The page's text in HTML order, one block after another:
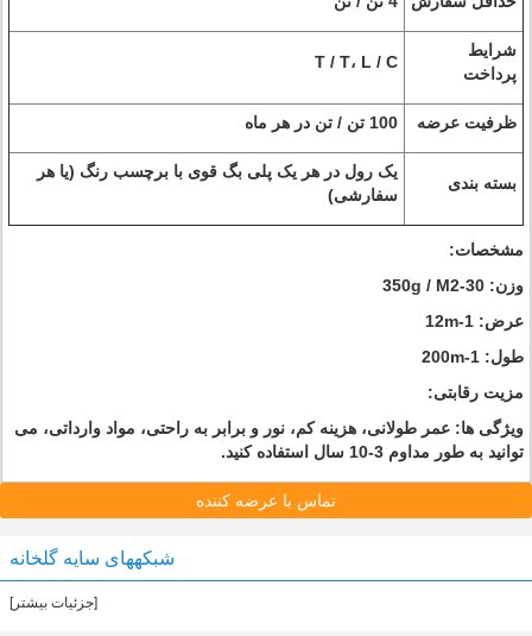
شرایط
پرداخت
T / T، L / C
ظرفیت عرضه 100 تن / تن در هر ماه
بسته بندی
یک رول در هر یک پلی بگ قوی با برچسب رنگ (یا هر
سفارشی)
مشخصات:
وزن: 30-350g / M2
عرض: 1-12m
طول: 1-200m
مزیت رقابتی:
ویژگی ها: عمر طولانی، هزینه کم، نور و برابر به راحتی، مواد وارداتی، می
توانید به طور مداوم 3-10 سال استفاده کنید.
تماس با عرضه کننده
شبکههای سایه گلخانه
[جزئیات بیشتر]